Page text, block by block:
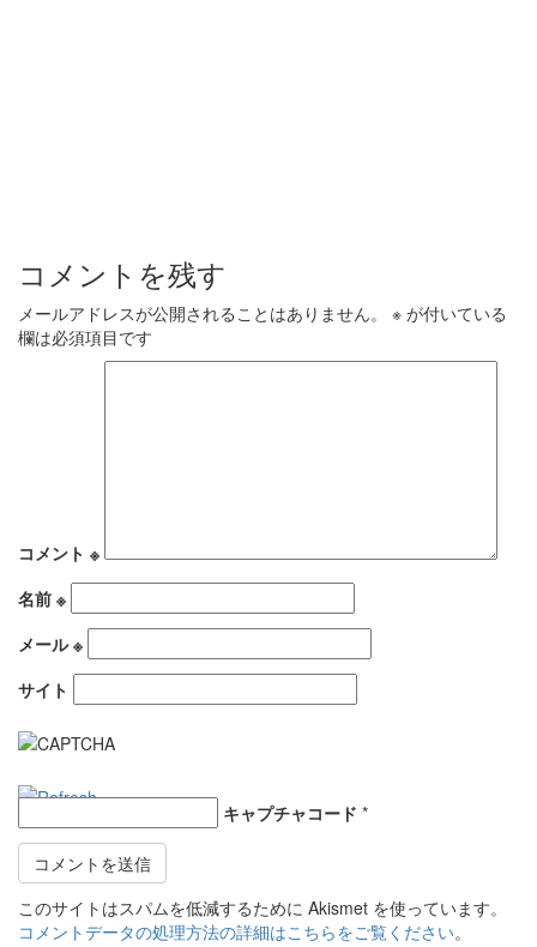
コメントを残す
メールアドレスが公開されることはありません。 ※ が付いている
欄は必須項目です
コメント ※
名前 ※
メール※
サイト
キャプチャコード *
このサイトはスパムを低減するために Akismet を使っています。
コメントデータの処理方法の詳細はこちらをご覧ください。